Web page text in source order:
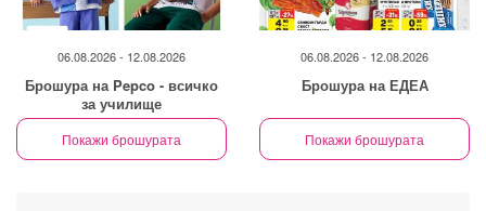
06.08.2026 - 12.08.2026
Брошура на Pepco - всичко
за училище
Покажи брошурата
06.08.2026 - 12.08.2026
Брошура на ЕДЕА
Покажи брошурата